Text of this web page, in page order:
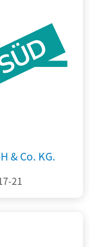
& Co. KG.
21